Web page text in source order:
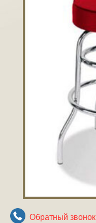
Обратный звонок